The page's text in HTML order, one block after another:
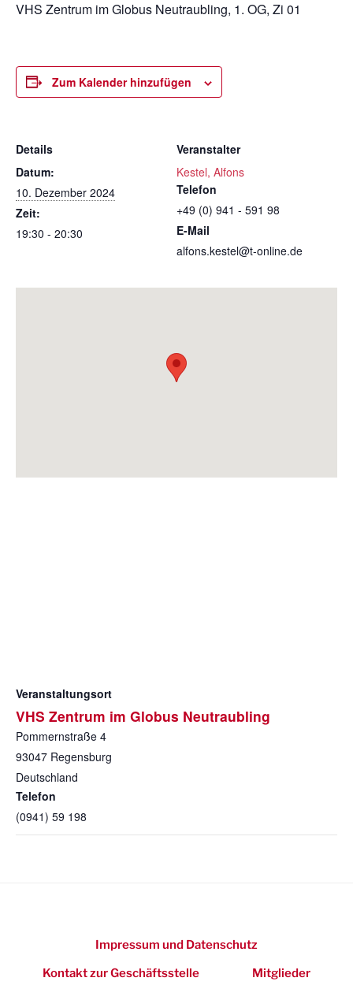
VHS Zentrum im Globus Neutraubling, 1. OG, Zi 01
Zum Kalender hinzufügen
Details
Datum:
10. Dezember 2024
Zeit:
19:30 - 20:30
Veranstalter
Kestel, Alfons
Telefon
+49 (0) 941 - 591 98
E-Mail
alfons.kestel@t-online.de
Veranstaltungsort
VHS Zentrum im Globus Neutraubling
Pommernstraße 4
93047 Regensburg
Deutschland
Telefon
(0941) 59 198
Impressum und Datenschutz
Kontakt zur Geschäftsstelle
Mitglieder